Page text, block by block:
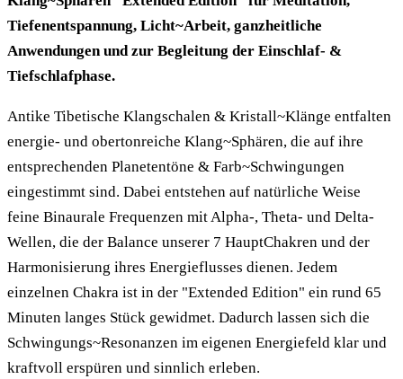
Tiefenentspannung, Licht~Arbeit, ganzheitliche
Anwendungen und zur Begleitung der Einschlaf- &
Tiefschlafphase.
Antike Tibetische Klangschalen & Kristall~Klänge entfalten
energie- und obertonreiche Klang~Sphären, die auf ihre
entsprechenden Planetentöne & Farb~Schwingungen
eingestimmt sind. Dabei entstehen auf natürliche Weise
feine Binaurale Frequenzen mit Alpha-, Theta- und Delta-
Wellen, die der Balance unserer 7 HauptChakren und der
Harmonisierung ihres Energieflusses dienen. Jedem
einzelnen Chakra ist in der "Extended Edition" ein rund 65
Minuten langes Stück gewidmet. Dadurch lassen sich die
Schwingungs~Resonanzen im eigenen Energiefeld klar und
kraftvoll erspüren und sinnlich erleben.